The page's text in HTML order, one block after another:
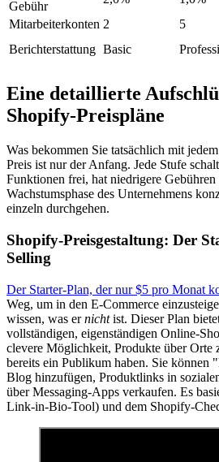
Gebühr
Mitarbeiterkonten 2 5
Berichterstattung Basic
Eine detaillierte
Shopify-Preispläne
Was bekommen Sie tatsächlich mit
Preis ist nur der Anfang. Jede Stufe
Funktionen frei, hat niedrigere
Wachstumsphase des Unternehmens
einzeln durchgehen.
Shopify-Preisgestaltung: Der
Selling
Der Starter-Plan, der nur $5 pro Monat
Weg, um in den E-Commerce
wissen, was ernichtist. Dieser Plan
vollständigen, eigenständigen Online-
clevere Möglichkeit, Produkte über Orte
bereits ein Publikum haben. Sie können
Blog hinzufügen, Produktlinks in
über Messaging-Apps verkaufen. Es
Link-in-Bio-Tool) und dem Shopify-